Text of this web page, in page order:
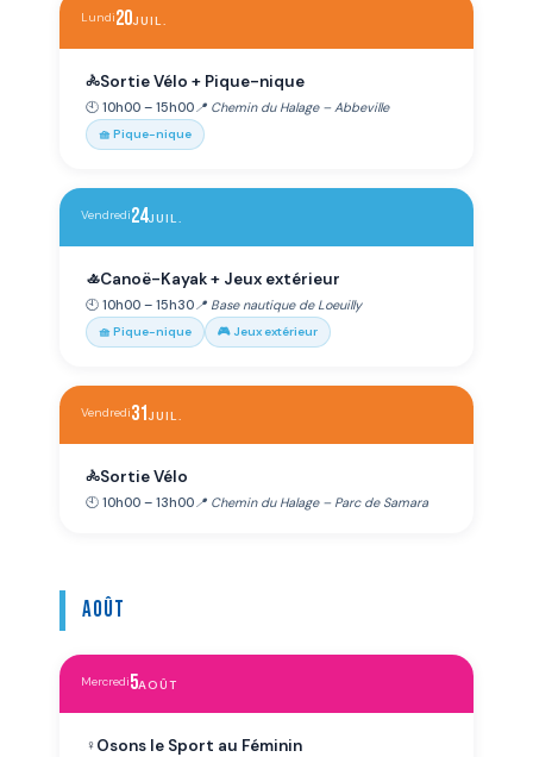
Lundi20JUIL.
🚴Sortie Vélo + Pique-nique
🕙 10h00 – 15h00📍 Chemin du Halage – Abbeville
🧺 Pique-nique
Vendredi24JUIL.
🚣Canoë-Kayak + Jeux extérieur
🕙 10h00 – 15h30📍 Base nautique de Loeuilly
🧺 Pique-nique 🎮 Jeux extérieur
Vendredi31JUIL.
🚴Sortie Vélo
🕙 10h00 – 13h00📍 Chemin du Halage – Parc de Samara
Août
Mercredi5AOÛT
♀️ Osons le Sport au Féminin